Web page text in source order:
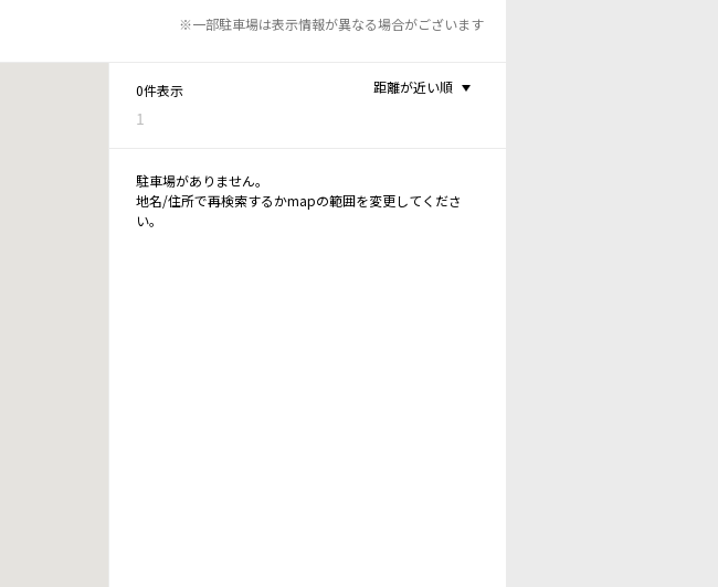
※一部駐車場は表示情報が異なる場合がございます
0件表示
1
距離が近い順
駐車場がありません。
地名/住所で再検索するかmapの範囲を変更してくださ
い。